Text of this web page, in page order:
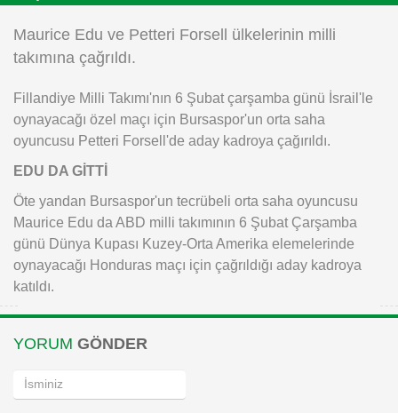
Instagram
iOS
Maurice Edu ve Petteri Forsell ülkelerinin milli
takımına çağrıldı.
Fillandiye Milli Takımı'nın 6 Şubat çarşamba günü İsrail'le
oynayacağı özel maçı için Bursaspor'un orta saha
oyuncusu Petteri Forsell'de aday kadroya çağırıldı.
EDU DA GİTTİ
Öte yandan Bursaspor'un tecrübeli orta saha oyuncusu
Maurice Edu da ABD milli takımının 6 Şubat Çarşamba
günü Dünya Kupası Kuzey-Orta Amerika elemelerinde
oynayacağı Honduras maçı için çağrıldığı aday kadroya
katıldı.
YORUM GÖNDER